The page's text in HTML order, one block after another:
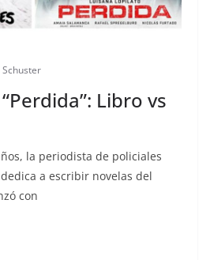
Schuster
Libro vs
la periodista de policiales
a escribir novelas del
con